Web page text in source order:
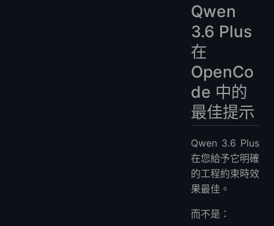
Qwen
3.6 Plus
在
OpenCo
de 中的
最佳提示
Qwen 3.6 Plus
在您給予它明確
的工程約束時效
果最佳。
而不是：